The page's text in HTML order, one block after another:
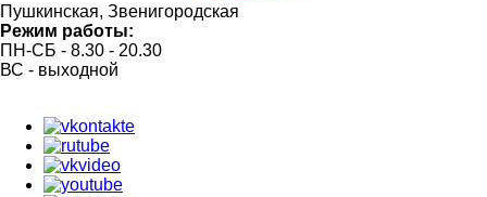
Пушкинская, Звенигородская
Режим работы:
ПН-СБ - 8.30 - 20.30
ВС - выходной